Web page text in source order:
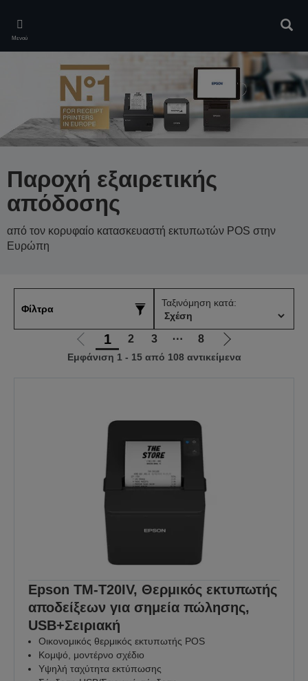
main
content
Μενού
Παροχή εξαιρετικής
απόδοσης
από τον κορυφαίο κατασκευαστή εκτυπωτών POS στην
Ευρώπη
Φίλτρα
Ταξινόμηση κατά:
Μετάβαση
στην
1 2 3 ⋯ 8
Μετάβαση
στην
Εμφάνιση 1 - 15 από 108 αντικείμενα
Epson TM-T20IV, Θερμικός εκτυπωτής
αποδείξεων για σημεία πώλησης,
USB+Σειριακή
Οικονομικός θερμικός εκτυπωτής POS
Κομψό, μοντέρνο σχέδιο
Υψηλή ταχύτητα εκτύπωσης